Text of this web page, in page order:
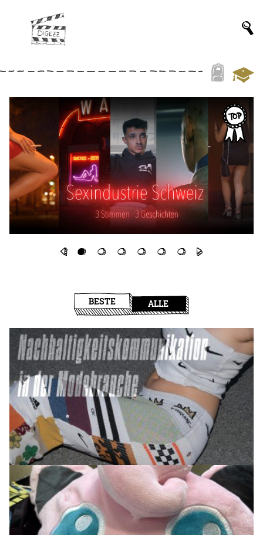
BESTE ALLE